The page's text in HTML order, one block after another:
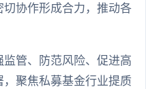
协作形成合力，推动各
监管、防范风险、促进高
聚焦私募基金行业提质